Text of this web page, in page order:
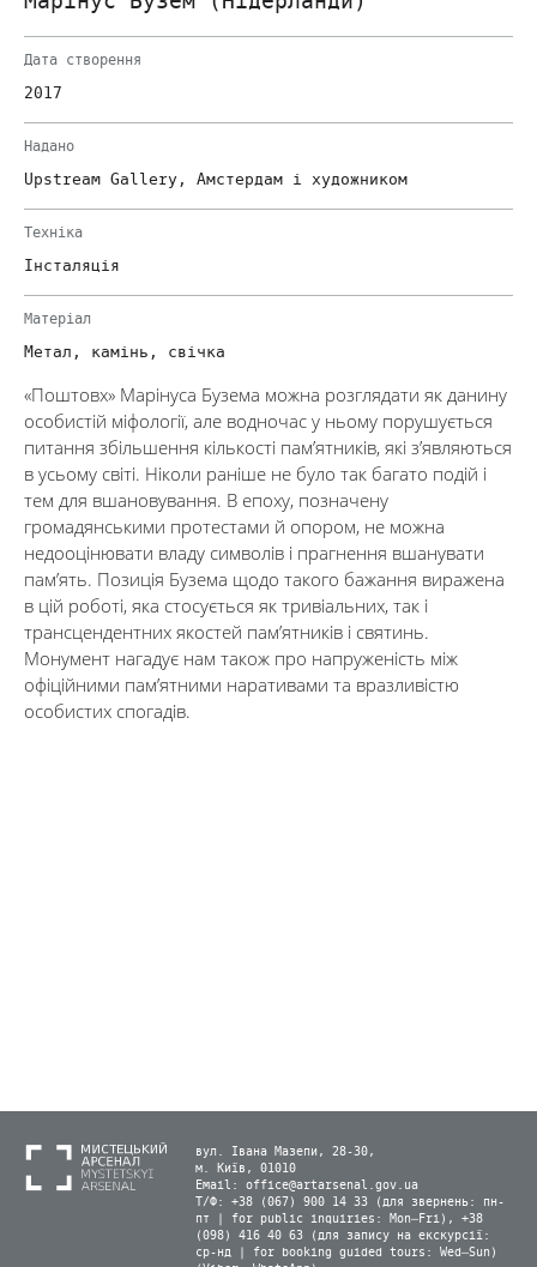
Дата створення
2017
Надано
Upstream Gallery, Амстердам і художником
Техніка
Інсталяція
Матеріал
Метал, камінь, свічка
«Поштовх» Марінуса Бузема можна розглядати як данину
особистій міфології, але водночас у ньому порушується
питання збільшення кількості пам’ятників, які з’являються
в усьому світі. Ніколи раніше не було так багато подій і
тем для вшановування. В епоху, позначену
громадянськими протестами й опором, не можна
недооцінювати владу символів і прагнення вшанувати
пам’ять. Позиція Бузема щодо такого бажання виражена
в цій роботі, яка стосується як тривіальних, так і
трансцендентних якостей пам’ятників і святинь.
Монумент нагадує нам також про напруженість між
офіційними пам’ятними наративами та вразливістю
особистих спогадів.
вул. Івана Мазепи, 28-30,
м. Київ, 01010
Email: office@artarsenal.gov.ua
Т/Ф: +38 (067) 900 14 33 (для звернень: пн-
пт | for public inquiries: Mon–Fri), +38
(098) 416 40 63 (для запису на екскурсії:
ср-нд | for booking guided tours: Wed–Sun)